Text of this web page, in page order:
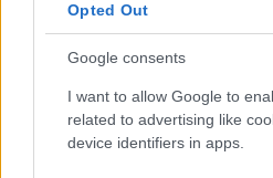
Opted Out
Google consents
I want to allow Google to
related to advertising like
device identifiers in apps.
egyik legnagyobb beruházását.
közelében